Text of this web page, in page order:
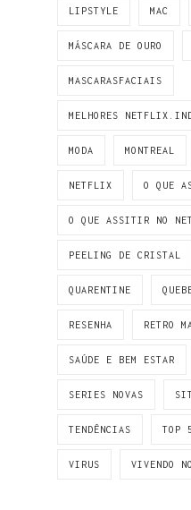
LIPSTYLE MAC
MÁSCARA DE OURO
MASCARASFACIAIS
MELHORES
MODA MONTREAL
NETFLIX O QUE
O QUE ASSITIR NO
PEELING DE CRISTAL
QUARENTINE
RESENHA RETRO
SAÚDE E BEM ESTAR
SERIES NOVAS
TENDÊNCIAS TOP 5
VIRUS VIVENDO